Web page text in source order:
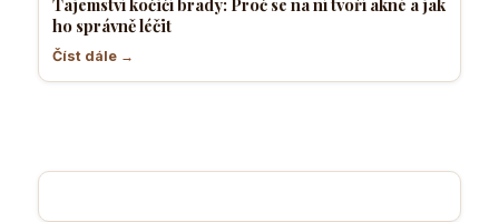
ho správně léčit
Číst dále →